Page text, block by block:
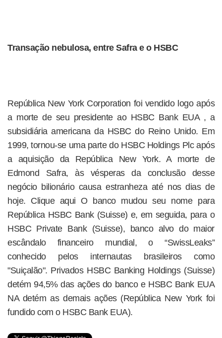
Transação nebulosa, entre Safra e o HSBC
República New York Corporation foi vendido logo após
a morte de seu presidente ao HSBC Bank EUA , a
subsidiária americana da HSBC do Reino Unido. Em
1999, tornou-se uma parte do HSBC Holdings Plc após
a aquisição da República New York. A morte de
Edmond Safra, às vésperas da conclusão desse
negócio bilionário causa estranheza até nos dias de
hoje. Clique aqui O banco mudou seu nome para
República HSBC Bank (Suisse) e, em seguida, para o
HSBC Private Bank (Suisse), banco alvo do maior
escândalo financeiro mundial, o “SwissLeaks”
conhecido pelos internautas brasileiros como
"Suiçalão". Privados HSBC Banking Holdings (Suisse)
detém 94,5% das ações do banco e HSBC Bank EUA
NA detém as demais ações (República New York foi
fundido com o HSBC Bank EUA).